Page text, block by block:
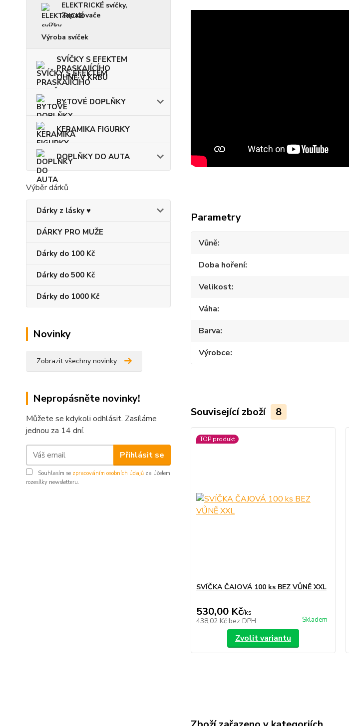
ELEKTRICKÉ svíčky,
Zapalovače
Výroba svíček
SVÍČKY S EFEKTEM
PRASKAJÍCÍHO
OHNĚ V KRBU
BYTOVÉ DOPLŇKY
KERAMIKA FIGURKY
DOPLŇKY DO AUTA
Výběr dárků
Dárky z lásky ♥
DÁRKY PRO MUŽE
Dárky do 100 Kč
Dárky do 500 Kč
Dárky do 1000 Kč
Novinky
Zobrazit všechny novinky
Nepropásněte novinky!
Můžete se kdykoli odhlásit. Zasíláme
jednou za 14 dní.
Přihlásit se
Souhlasím se zpracováním osobních údajů za účelem
rozesílky newsletteru.
Parametry
Vůně
Doba hoření
Velikost
Váha
Barva
Výrobce
Související zboží 8
TOP produkt
SVÍČKA ČAJOVÁ 100 ks BEZ VŮNĚ XXL
530,00 Kč/ks
438,02 Kč bez DPH Skladem
Zvolit variantu